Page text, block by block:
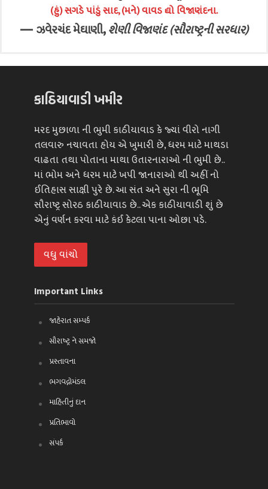
(હું) સગડે પાંડું સાદ, (મને) વાવડ દ્યો વિજાણંદના.
—ઝવેરચંદ મેઘાણી,શેણી વિજાણંદ (સૌરાષ્ટ્રની સરધાર)
કાઠિયાવાડી ખમીર
મરદ મુછાળા ની ભુમી કાઠીયાવાડ કે જ્યાં વીરો નાગી
તલવારુ નચાવતા હોય એ ખુમારી છે, ધરમ માટે માથડા
વાઢતા તથા પોતાના માથા ઉતારનારાઓ ની ભુમી છે..
માં ભોમ અને ધરમ માટે ખપી જાનારાઓ થી અહીં નો
ઈતિહાસ સાક્ષી પુરે છે. આ સંત અને સુરા ની ભૂમિ
સૌરાષ્ટ્ર સોરઠ કાઠીયાવાડ છે.. એક કાઠીયાવાડી શું છે
એનું વર્ણન કરવા માટે કંઈ કેટલા પાના ઓછા પડે.
વધુ વાંચો
Important Links
જાહેરાત સમ્પર્ક
સૌરાષ્ટ્ર ને સમજો
પ્રસ્તાવના
ભગવદ્ગોમંડલ
માહિતીનું દાન
પ્રતિભાવો
સંપર્ક